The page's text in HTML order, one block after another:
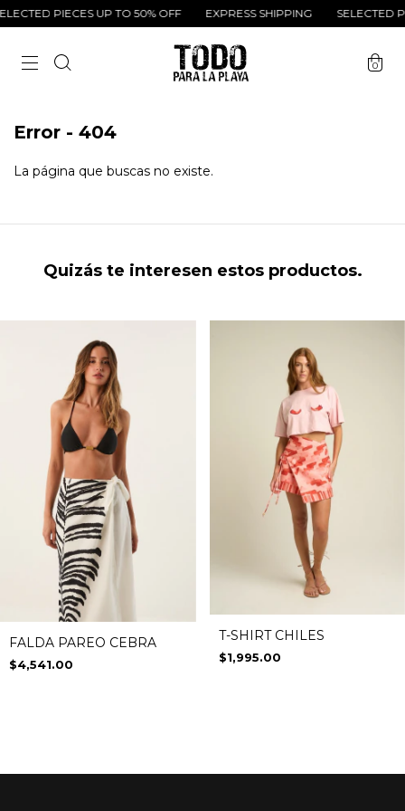
PIECES UP TO 50% OFF EXPRESS SHIPPING SELECTED
0
Error - 404
La página que buscas no existe.
Quizás te interesen estos productos.
FALDA PAREO CEBRA
$4,541.00
T-SHIRT CHILES
$1,995.00